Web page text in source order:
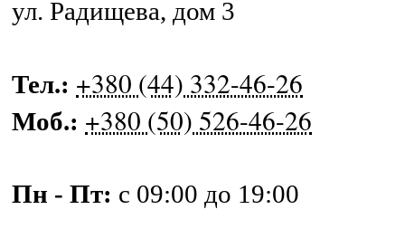
ул. Радищева, дом 3
Тел.: +380 (44) 332-46-26
Моб.: +380 (50) 526-46-26
Пн - Пт: с 09:00 до 19:00